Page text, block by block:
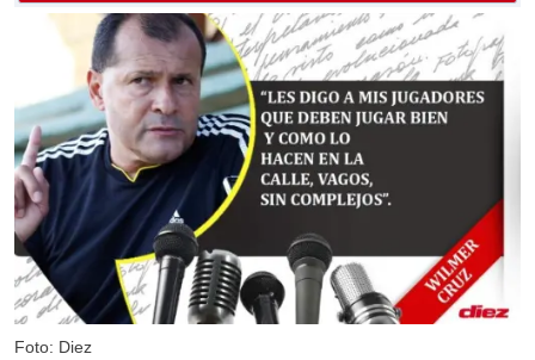
Foto: Diez